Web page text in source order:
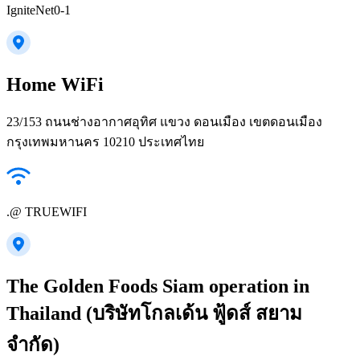
IgniteNet0-1
Home WiFi
23/153 ถนนช่างอากาศอุทิศ แขวง ดอนเมือง เขตดอนเมือง
กรุงเทพมหานคร 10210 ประเทศไทย
.@ TRUEWIFI
The Golden Foods Siam operation in
Thailand (บริษัทโกลเด้น ฟู้ดส์ สยาม
จำกัด)